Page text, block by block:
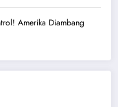
Amerika Diambang